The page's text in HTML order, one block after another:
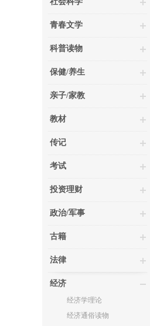
青春文学
科普读物
保健/养生
亲子/家教
教材
传记
考试
投资理财
政治/军事
古籍
法律
经济
经济学理论
经济通俗读物